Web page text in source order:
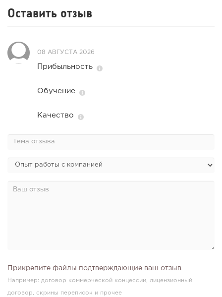
Оставить отзыв
08 АВГУСТА 2026
Прибыльность
Обучение
Качество
Прикрепите файлы подтверждающие ваш отзыв
Например: договор коммерческой концессии, лицензионный
договор, скрины переписок и прочее